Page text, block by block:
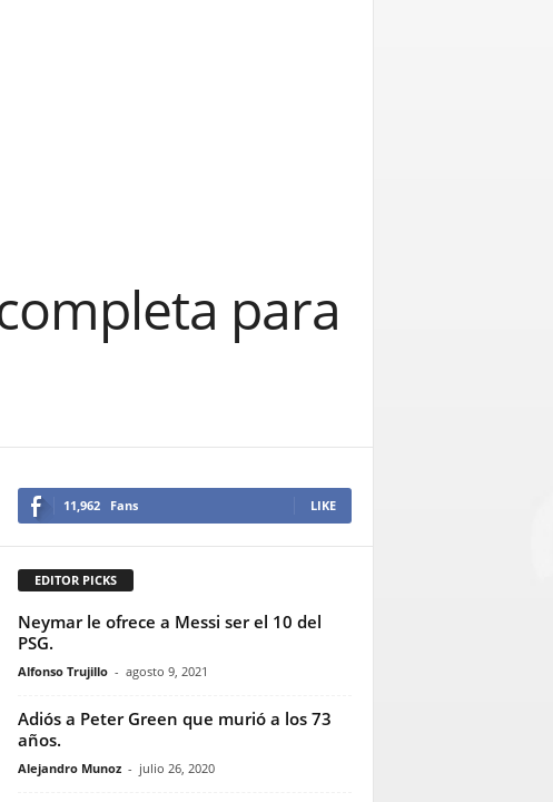
para
11,962 Fans LIKE
EDITOR PICKS
Neymar le ofrece a Messi ser el 10 del
PSG.
Alfonso Trujillo - agosto 9, 2021
Adiós a Peter Green que murió a los 73
años.
Alejandro Munoz - julio 26, 2020